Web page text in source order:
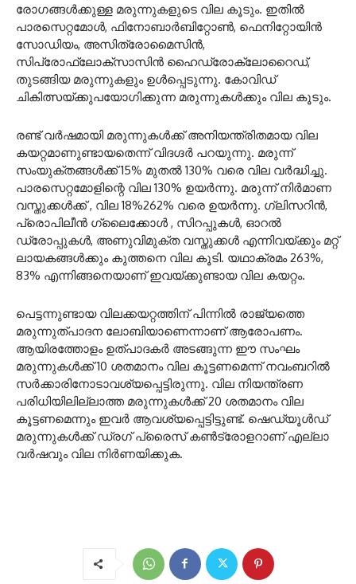
രോഗങ്ങള്‍ക്കുള്ള മരുന്നുകളുടെ വില കൂടും. ഇതില്‍
പാരസെറ്റമോള്‍, ഫിനോബാര്‍ബിറ്റോണ്‍, ഫെനിറ്റോയിന്‍
സോഡിയം, അസിത്രോമൈസിന്‍,
സിപ്രോഫ്ലോക്സാസിന്‍ ഹൈഡ്രോക്ലോറൈഡ്,
തുടങ്ങിയ മരുന്നുകളും ഉള്‍പ്പെടുന്നു. കോവിഡ്
ചികിത്സയ്ക്കുപയോഗിക്കുന്ന മരുന്നുകള്‍ക്കും വില കൂടും.
രണ്ട് വര്‍ഷമായി മരുന്നുകള്‍ക്ക് അനിയന്ത്രിതമായ വില
കയറ്റമാണുണ്ടായതെന്ന് വിദഗ്ദര്‍ പറയുന്നു. മരുന്ന്
സംയുക്തങ്ങള്‍ക്ക് 15% മുതല്‍ 130% വരെ വില വര്‍ദ്ധിച്ചു.
പാരസെറ്റമോളിന്റെ വില 130% ഉയര്‍ന്നു. മരുന്ന് നിര്‍മാണ
വസ്തുക്കള്‍ക്ക് , വില 18%262% വരെ ഉയര്‍ന്നു. ഗ്ലിസറിന്‍,
പ്രൊപിലീന്‍ ഗ്ലൈക്കോള്‍ , സിറപ്പുകള്‍, ഓറല്‍
ഡ്രോപ്പുകള്‍, അണുവിമുക്ത വസ്തുക്കള്‍ എന്നിവയ്ക്കും മറ്റ്
ലായകങ്ങള്‍ക്കും കുത്തനെ വില കൂടി. യഥാക്രമം 263%,
83% എന്നിങ്ങനെയാണ് ഇവയ്ക്കുണ്ടായ വില കയറ്റം.
പെട്ടന്നുണ്ടായ വിലക്കയറ്റത്തിന് പിന്നില്‍ രാജ്യത്തെ
മരുന്നുത്പാദന ലോബിയാണെന്നാണ് ആരോപണം.
ആയിരത്തോളം ഉത്പാദകര്‍ അടങ്ങുന്ന ഈ സംഘം
മരുന്നുകള്‍ക്ക് 10 ശതമാനം വില കൂട്ടണമെന്ന് നവംബറില്‍
സര്‍ക്കാരിനോടാവശ്യപ്പെട്ടിരുന്നു. വില നിയന്ത്രണ
പരിധിയിലില്ലാത്ത മരുന്നുകള്‍ക്ക് 20 ശതമാനം വില
കൂട്ടണമെന്നും ഇവര്‍ ആവശ്യപ്പെട്ടിട്ടുണ്ട്. ഷെഡ്യൂള്‍ഡ്
മരുന്നുകള്‍ക്ക് ഡ്രഗ് പ്രൈസ് കണ്‍ട്രോളറാണ് എല്ലാ
വര്‍ഷവും വില നിര്‍ണയിക്കുക.